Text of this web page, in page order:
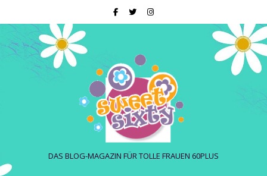
DAS BLOG-MAGAZIN FÜR TOLLE FRAUEN 60PLUS